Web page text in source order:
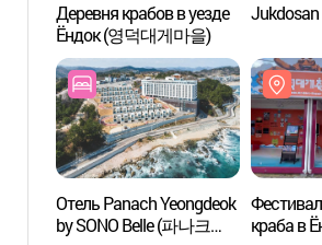
Деревня крабов в уезде
Ёндок (영덕대게마을)
Jukdosan
Отель Panach Yeongdeok
by SONO Belle (파나크
краба в